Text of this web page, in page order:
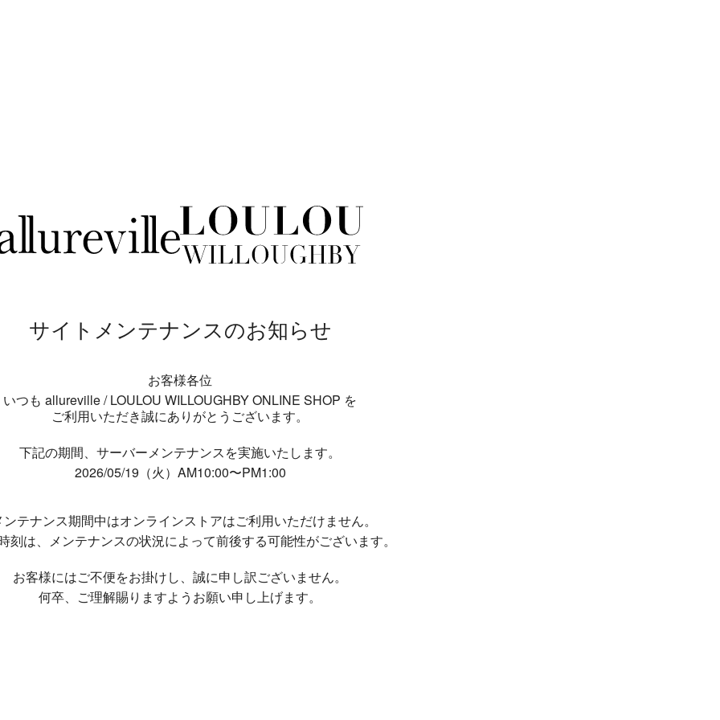
サイトメンテナンスのお知らせ
お客様各位
いつも allureville / LOULOU WILLOUGHBY ONLINE SHOP を
ご利用いただき誠にありがとうございます。
下記の期間、サーバーメンテナンスを実施いたします。
2026/05/19（火）AM10:00〜PM1:00
ンテナンス期間中はオンラインストアはご利用いただけません。
刻は、メンテナンスの状況によって前後する可能性がございます。
お客様にはご不便をお掛けし、 誠に申し訳ございません。
何卒、ご理解賜りますようお願い申し上げます。